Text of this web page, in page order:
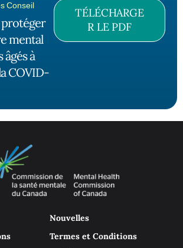
Conseil
mental
âgés à
COVID-
TÉLÉCHARGE
R LE PDF
Nouvelles
Termes et Conditions